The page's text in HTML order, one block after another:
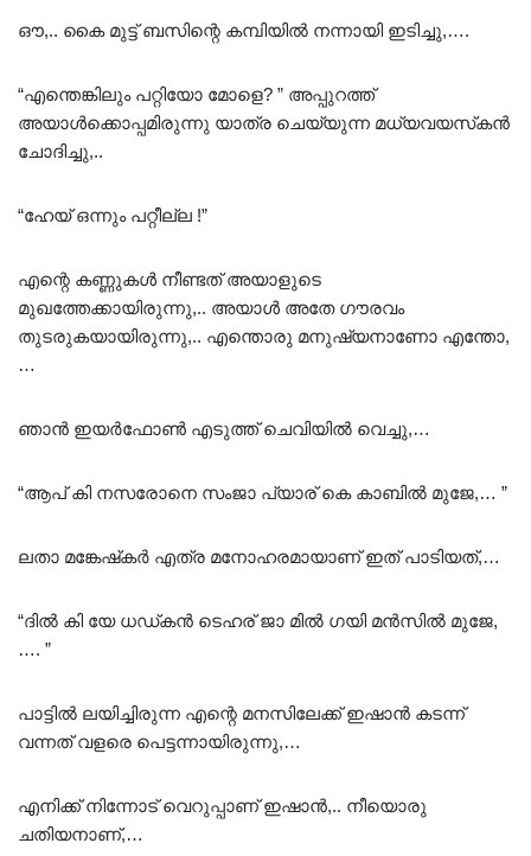
ഔ,.. കൈ മുട്ട് ബസിന്റെ കമ്പിയിൽ നന്നായി ഇടിച്ചു,….
“എന്തെങ്കിലും പറ്റിയോ മോളെ? ” അപ്പുറത്ത്
അയാൾക്കൊപ്പമിരുന്നു യാത്ര ചെയ്യുന്ന മധ്യവയസ്‌കൻ
ചോദിച്ചു,..
“ഹേയ് ഒന്നും പറ്റീല്ല !”
എന്റെ കണ്ണുകൾ നീണ്ടത് അയാളുടെ
മുഖത്തേക്കായിരുന്നു,.. അയാൾ അതേ ഗൗരവം
തുടരുകയായിരുന്നു,.. എന്തൊരു മനുഷ്യനാണോ എന്തോ,
…
ഞാൻ ഇയർഫോൺ എടുത്ത് ചെവിയിൽ വെച്ചു,…
“ആപ് കി നസരോനെ സംജാ പ്യാര് കെ കാബിൽ മുജേ,… ”
ലതാ മങ്കേഷ്‌കർ എത്ര മനോഹരമായാണ് ഇത് പാടിയത്,…
“ദിൽ കി യേ ധഡ്കൻ ടെഹര് ജാ മിൽ ഗയി മൻസിൽ മുജേ,
…. ”
പാട്ടിൽ ലയിച്ചിരുന്ന എന്റെ മനസിലേക്ക് ഇഷാൻ കടന്ന്
വന്നത് വളരെ പെട്ടന്നായിരുന്നു,…
എനിക്ക് നിന്നോട് വെറുപ്പാണ് ഇഷാൻ,.. നീയൊരു
ചതിയനാണ്,…